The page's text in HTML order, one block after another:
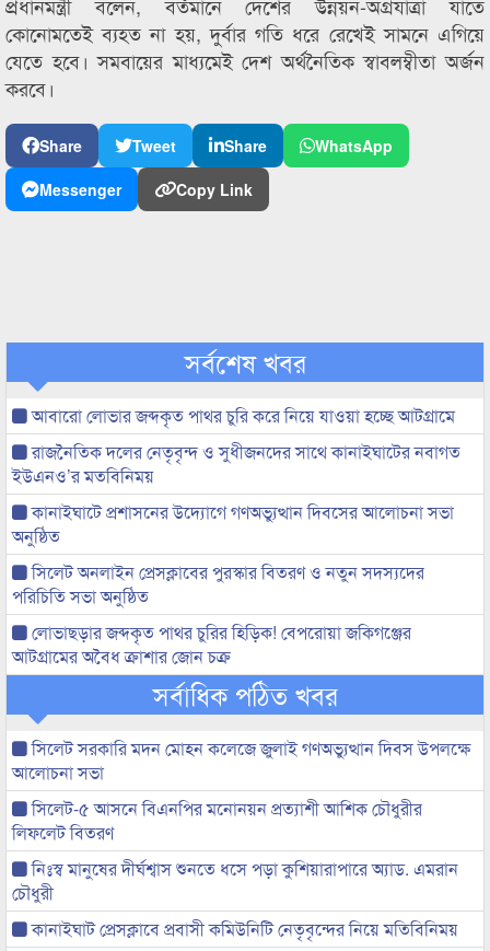
কোনোমতেই ব্যহত না হয়, দুর্বার গতি ধরে রেখেই সামনে এগিয়ে
যেতে হবে। সমবায়ের মাধ্যমেই দেশ অর্থনৈতিক স্বাবলম্বীতা অর্জন
করবে।
Share Tweet Share
WhatsApp
Messenger
Copy Link
সর্বশেষ খবর
আবারো লোভার জব্দকৃত পাথর চুরি করে নিয়ে যাওয়া হচ্ছে আটগ্রামে
রাজনৈতিক দলের নেতৃবৃন্দ ও সুধীজনদের সাথে কানাইঘাটের নবাগত
ইউএনও’র মতবিনিময়
কানাইঘাটে প্রশাসনের উদ্যোগে গণঅভ্যুত্থান দিবসের আলোচনা সভা
অনুষ্ঠিত
সিলেট অনলাইন প্রেসক্লাবের পুরস্কার বিতরণ ও নতুন সদস্যদের
পরিচিতি সভা অনুষ্ঠিত
লোভাছড়ার জব্দকৃত পাথর চুরির হিড়িক! বেপরোয়া জকিগঞ্জের
আটগ্রামের অবৈধ ক্রাশার জোন চক্র
সর্বাধিক পঠিত খবর
সিলেট সরকারি মদন মোহন কলেজে জুলাই গণঅভ্যুত্থান দিবস উপলক্ষে
আলোচনা সভা
সিলেট-৫ আসনে বিএনপির মনোনয়ন প্রত্যাশী আশিক চৌধুরীর
লিফলেট বিতরণ
নিঃস্ব মানুষের দীর্ঘশ্বাস শুনতে ধসে পড়া কুশিয়ারাপারে অ্যাড. এমরান
চৌধুরী
কানাইঘাট প্রেসক্লাবে প্রবাসী কমিউনিটি নেতৃবৃন্দের নিয়ে মতিবিনিময়